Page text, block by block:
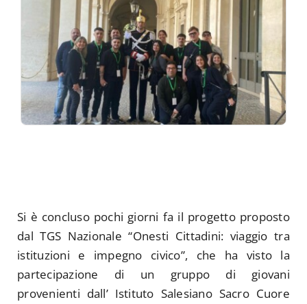
Si è concluso pochi giorni fa il progetto proposto
dal TGS Nazionale “Onesti Cittadini: viaggio tra
istituzioni e impegno civico”, che ha visto la
partecipazione di un gruppo di giovani
provenienti dall’ Istituto Salesiano Sacro Cuore